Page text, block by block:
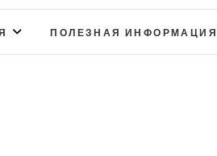
ПОЛЕЗНАЯ ИНФОРМАЦИЯ